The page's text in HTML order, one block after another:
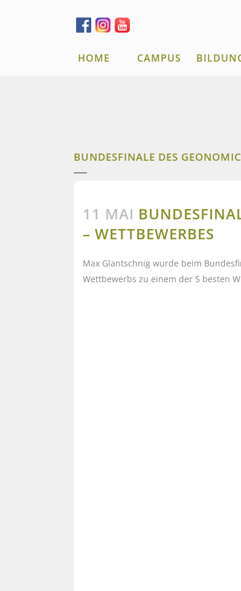
HOME CAMPUS
BUNDESFINALE DES
11 MAI
– WETTBEWERBES
Max Glantschnig wurde beim
Wettbewerbs zu einem der 5 besten